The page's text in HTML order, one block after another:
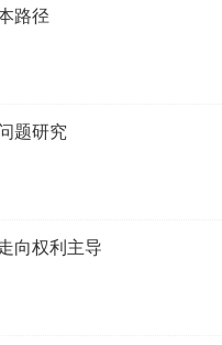
路径
题研究
向权利主导